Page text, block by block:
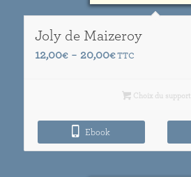
Joly de Maizeroy
12,00€ – 20,00€Plage
12,00€
à
TTC
Choix du support
Ebook